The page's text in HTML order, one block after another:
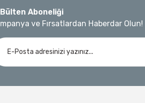
Ücretsiz Nakliye
3.000,00 TL
Demiriz Kaynak
Bakır Boru Kaynak Makinesi 3 kVA
Nora
Su Terazisi 40 Cm
Aboneliği
ve Fırsatlardan Haberdar Olun!